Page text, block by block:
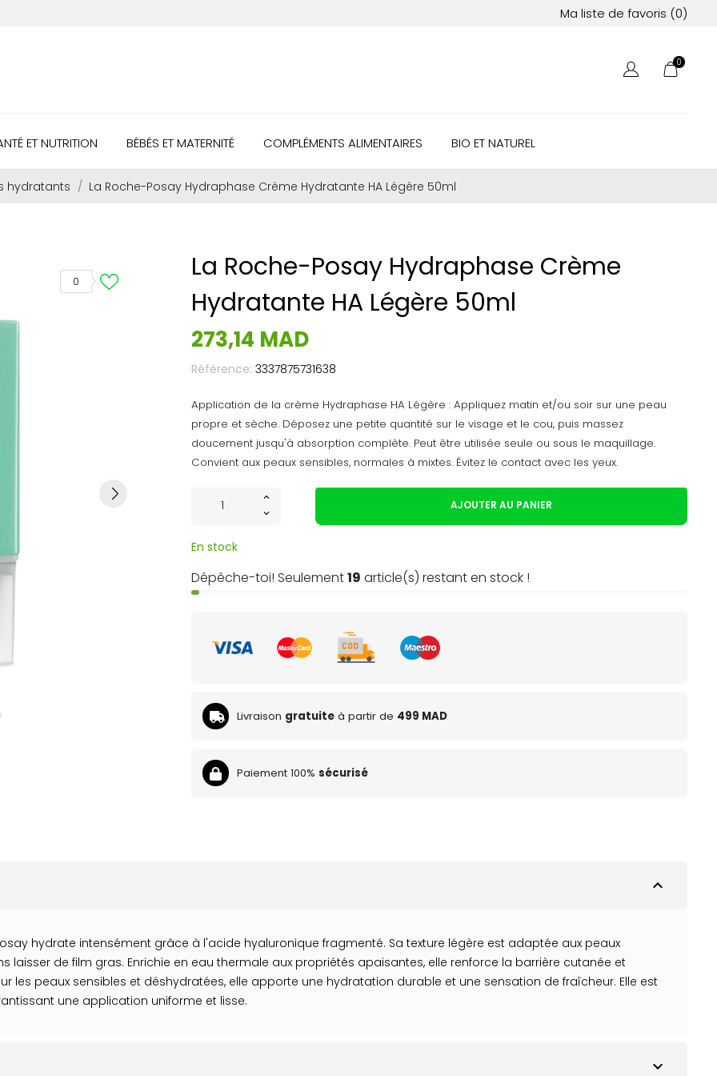
Ma liste de favoris (0)
0
ET NUTRITION BÉBÉS ET MATERNITÉ COMPLÉMENTS ALIMENTAIRES BIO ET NATUREL
hydratants La Roche-Posay Hydraphase Crème Hydratante HA Légère 50ml
0
La Roche-Posay Hydraphase Crème
Hydratante HA Légère 50ml
273,14 MAD
Référence: 3337875731638
Application de la crème Hydraphase HA Légère : Appliquez matin et/ou soir sur une peau
propre et sèche. Déposez une petite quantité sur le visage et le cou, puis massez
doucement jusqu'à absorption complète. Peut être utilisée seule ou sous le maquillage.
Convient aux peaux sensibles, normales à mixtes. Évitez le contact avec les yeux.
AJOUTER AU PANIER
En stock
Dépêche-toi! Seulement19 article(s) restant en stock !
Livraison gratuite à partir de 499 MAD
Paiement 100% sécurisé
expand_less
hydrate intensément grâce à l'acide hyaluronique fragmenté. Sa texture légère est adaptée aux peaux
laisser de film gras. Enrichie en eau thermale aux propriétés apaisantes, elle renforce la barrière cutanée et
les peaux sensibles et déshydratées, elle apporte une hydratation durable et une sensation de fraîcheur. Elle est
une application uniforme et lisse.
expand_more